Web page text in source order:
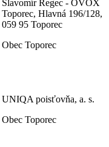
Slavomír Regec - OVOX
Toporec, Hlavná 196/128,
059 95 Toporec
Obec Toporec
UNIQA poisťovňa, a. s.
Obec Toporec